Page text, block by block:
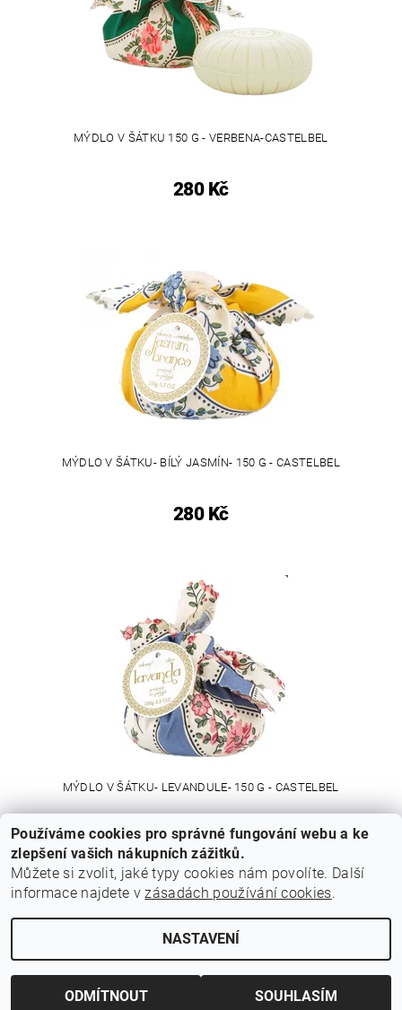
MÝDLO V ŠÁTKU 150 G - VERBENA-CASTELBEL
280 Kč
MÝDLO V ŠÁTKU- BÍLÝ JASMÍN- 150 G - CASTELBEL
280 Kč
MÝDLO V ŠÁTKU- LEVANDULE- 150 G - CASTELBEL
280 Kč
2026 © Z Portugalska, všechna práva vyhrazenaUpravit nastavení cookies
Používáme cookies pro správné fungování webu a ke
zlepšení vašich nákupních zážitků.
Můžete si zvolit, jaké typy cookies nám povolíte. Další
informace najdete vzásadách používání cookies.
NASTAVENÍ
ODMÍTNOUT SOUHLASÍM